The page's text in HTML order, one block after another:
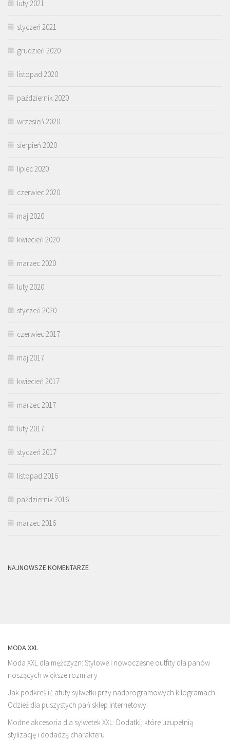
luty 2021
styczeń 2021
grudzień 2020
listopad 2020
październik 2020
wrzesień 2020
sierpień 2020
lipiec 2020
czerwiec 2020
maj 2020
kwiecień 2020
marzec 2020
luty 2020
styczeń 2020
czerwiec 2017
maj 2017
kwiecień 2017
marzec 2017
luty 2017
styczeń 2017
listopad 2016
październik 2016
marzec 2016
NAJNOWSZE KOMENTARZE
MODA XXL
Moda XXL dla mężczyzn: Stylowe i nowoczesne outfity dla panów
noszących większe rozmiary
Jak podkreślić atuty sylwetki przy nadprogramowych kilogramach.
Odzież dla puszystych pań sklep internetowy.
Modne akcesoria dla sylwetek XXL: Dodatki, które uzupełnią
stylizację i dodadzą charakteru